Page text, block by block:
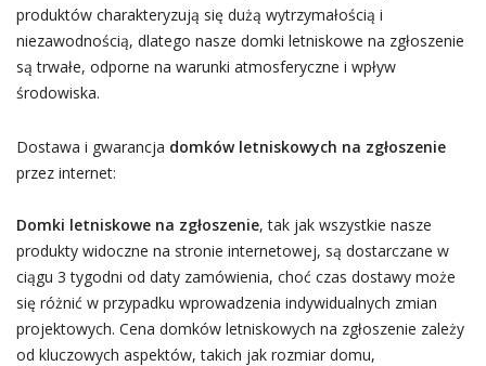
produktów charakteryzują się dużą wytrzymałością i
niezawodnością, dlatego nasze domki letniskowe na zgłoszenie
są trwałe, odporne na warunki atmosferyczne i wpływ
środowiska.
Dostawa i gwarancja domków letniskowych na zgłoszenie
przez internet:
Domki letniskowe na zgłoszenie, tak jak wszystkie nasze
produkty widoczne na stronie internetowej, są dostarczane w
ciągu 3 tygodni od daty zamówienia, choć czas dostawy może
się różnić w przypadku wprowadzenia indywidualnych zmian
projektowych. Cena domków letniskowych na zgłoszenie zależy
od kluczowych aspektów, takich jak rozmiar domu,